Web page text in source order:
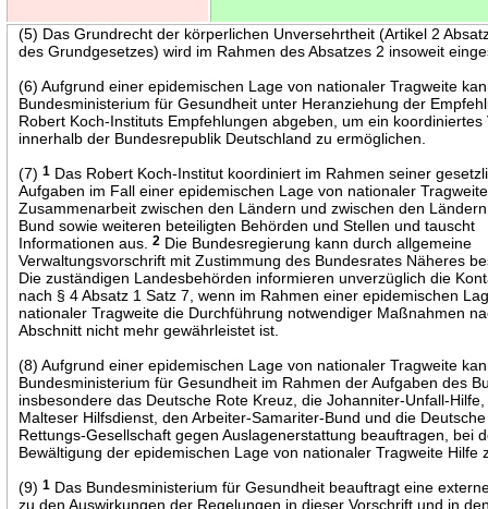
(5) Das Grundrecht der körperlichen Unversehrtheit (Artikel 2
des Grundgesetzes) wird im Rahmen des Absatzes 2 insoweit
(6) Aufgrund einer epidemischen Lage von nationaler Tragweite
Bundesministerium für Gesundheit unter Heranziehung der
Robert Koch-Instituts Empfehlungen abgeben, um ein koordiniertes
innerhalb der Bundesrepublik Deutschland zu ermöglichen.
(7)1 Das Robert Koch-Institut koordiniert im Rahmen seiner
Aufgaben im Fall einer epidemischen Lage von nationaler
Zusammenarbeit zwischen den Ländern und zwischen den
Bund sowie weiteren beteiligten Behörden und Stellen und tauscht
Informationen aus.2 Die Bundesregierung kann durch allgemeine
Verwaltungsvorschrift mit Zustimmung des Bundesrates Näheres
Die zuständigen Landesbehörden informieren unverzüglich die
nach § 4 Absatz 1 Satz 7, wenn im Rahmen einer epidemischen
nationaler Tragweite die Durchführung notwendiger Maßnahmen
Abschnitt nicht mehr gewährleistet ist.
(8) Aufgrund einer epidemischen Lage von nationaler Tragweite
Bundesministerium für Gesundheit im Rahmen der Aufgaben des
insbesondere das Deutsche Rote Kreuz, die Johanniter-Unfall-
Malteser Hilfsdienst, den Arbeiter-Samariter-Bund und die
Rettungs-Gesellschaft gegen Auslagenerstattung beauftragen, bei
Bewältigung der epidemischen Lage von nationaler Tragweite Hilfe
(9)1 Das Bundesministerium für Gesundheit beauftragt eine
zu den Auswirkungen der Regelungen in dieser Vorschrift und in